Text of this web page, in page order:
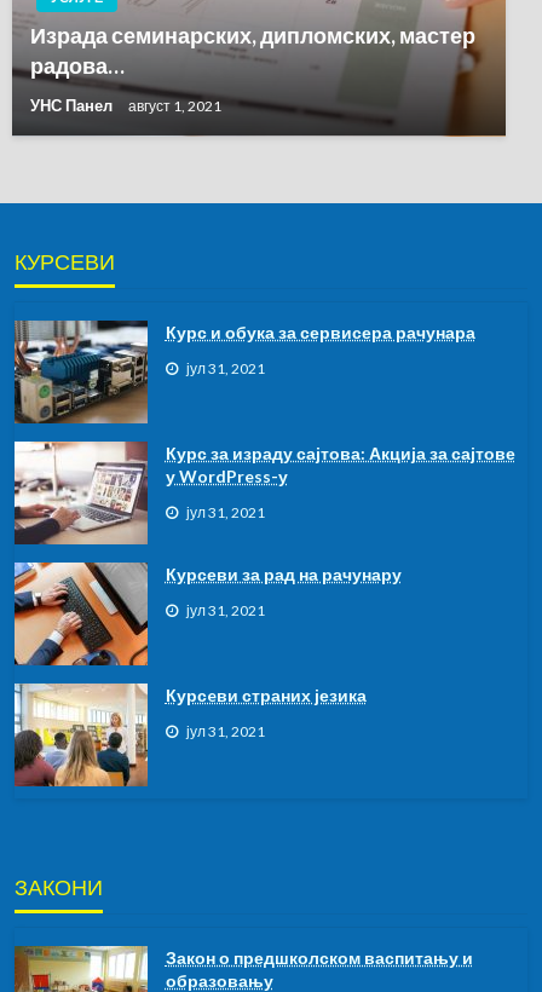
Израда семинарских, дипломских, мастер
радова…
УНС Панел август 1, 2021
КУРСЕВИ
Курс и обука за сервисера рачунара
јул 31, 2021
Курс за израду сајтова: Акција за сајтове
у WordPress-у
јул 31, 2021
Курсеви за рад на рачунару
јул 31, 2021
Курсeви страних језика
јул 31, 2021
ЗАКОНИ
Закон о предшколском васпитању и
образовању